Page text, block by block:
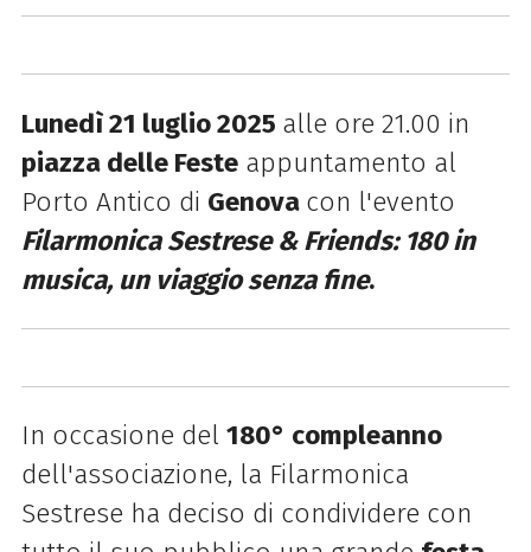
Lunedì 21 luglio 2025 alle ore 21.00 in
piazza delle Festeappuntamento al
Porto Antico di Genova con l'evento
Filarmonica Sestrese & Friends: 180 in
musica, un viaggio senza fine.
In occasione del 180° compleanno
dell'associazione, la Filarmonica
Sestrese ha deciso di condividere con